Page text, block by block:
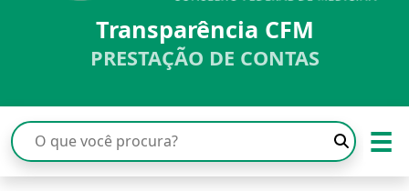
Transparência CFM
PRESTAÇÃO DE CONTAS
☰